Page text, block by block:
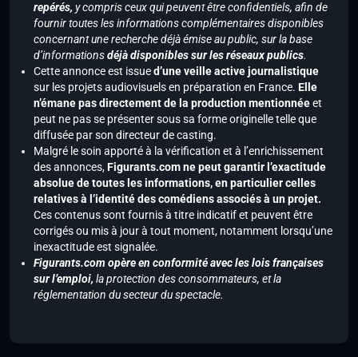
repérés, y compris ceux qui peuvent être confidentiels, afin de
fournir toutes les informations complémentaires disponibles
concernant une recherche déjà émise au public, sur la base
d’informationsdéjà disponibles sur les réseaux publics.
Cette annonce est issued’une veille active journalistique
sur les projets audiovisuels en préparation en France. Elle
n’émane pas directement de la production mentionnéeet
peut ne pas se présenter sous sa forme originelle telle que
diffusée par son directeur de casting.
Malgré le soin apporté à la vérification et à l’enrichissement
des annonces,Figurants.com ne peut garantir l’exactitude
absolue de toutes les informations, en particulier celles
relatives à l’identité des comédiens associés à un projet.
Ces contenus sont fournis à titre indicatif et peuvent être
corrigés ou mis à jour à tout moment, notamment lorsqu’une
inexactitude est signalée.
Figurants.com opère en conformité avec les lois françaises
sur l’emploi, la protection des consommateurs, et la
réglementation du secteur du spectacle.